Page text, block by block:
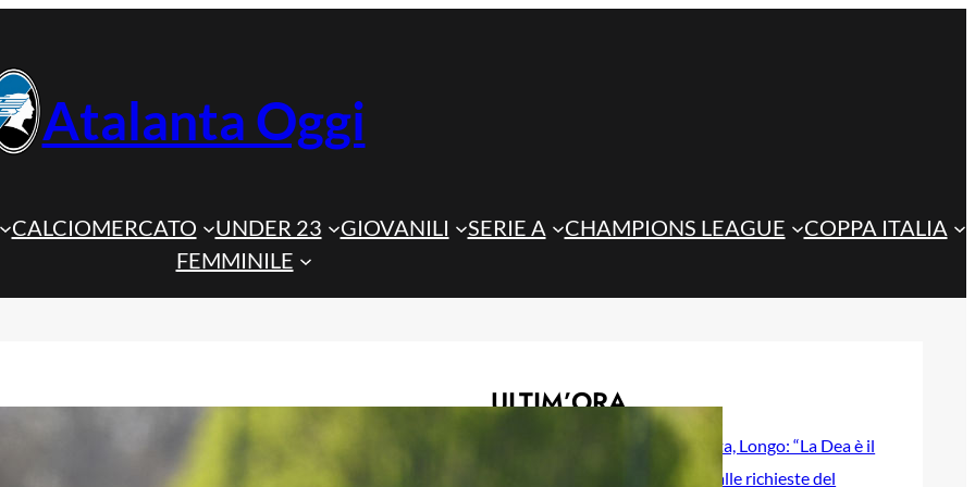
Atalanta Oggi
CALCIOMERCATO UNDER 23 GIOVANILI SERIE A CHAMPIONS LEAGUE
COPPA ITALIA
FEMMINILE
ULTIM’ORA
Lukaku-Atalanta, Longo: “La Dea è il
club più vicino alle richieste del